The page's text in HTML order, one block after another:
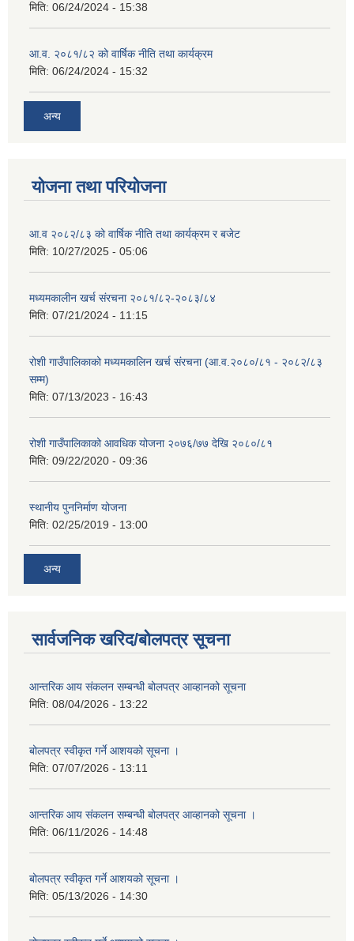
मिति: 06/24/2024 - 15:38
आ.व. २०८१/८२ को वार्षिक नीति तथा कार्यक्रम
मिति: 06/24/2024 - 15:32
अन्य
योजना तथा परियोजना
आ.व २०८२/८३ को वार्षिक नीति तथा कार्यक्रम र बजेट
मिति: 10/27/2025 - 05:06
मध्यमकालीन खर्च संरचना २०८१/८२-२०८३/८४
मिति: 07/21/2024 - 11:15
रोशी गाउँपालिकाको मध्यमकालिन खर्च संरचना (आ.व.२०८०/८१ - २०८२/८३
सम्म)
मिति: 07/13/2023 - 16:43
रोशी गाउँपालिकाको आवधिक योजना २०७६/७७ देखि २०८०/८१
मिति: 09/22/2020 - 09:36
स्थानीय पुननिर्माण योजना
मिति: 02/25/2019 - 13:00
अन्य
सार्वजनिक खरिद/बोलपत्र सूचना
आन्तरिक आय संकलन सम्बन्धी बोलपत्र आव्हानको सूचना
मिति: 08/04/2026 - 13:22
बोलपत्र स्वीकृत गर्ने आशयको सूचना ।
मिति: 07/07/2026 - 13:11
आन्तरिक आय संकलन सम्बन्धी बोलपत्र आव्हानको सूचना ।
मिति: 06/11/2026 - 14:48
बोलपत्र स्वीकृत गर्ने आशयको सूचना ।
मिति: 05/13/2026 - 14:30